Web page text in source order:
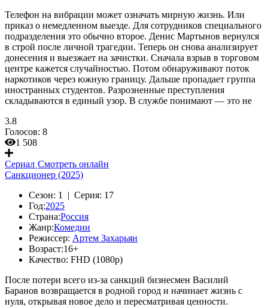
Телефон на вибрации может означать мирную жизнь. Или
приказ о немедленном выезде. Для сотрудников специального
подразделения это обычно второе. Денис Мартынов вернулся
в строй после личной трагедии. Теперь он снова анализирует
донесения и выезжает на зачистки. Сначала взрыв в торговом
центре кажется случайностью. Потом обнаруживают поток
наркотиков через южную границу. Дальше пропадает группа
иностранных студентов. Разрозненные преступления
складываются в единый узор. В службе понимают — это не
3.8
Голосов: 8
1 508
Сериал Смотреть онлайн
Санкционер (2025)
Сезон: 1 | Серия: 17
Год:2025
Страна:Россия
Жанр:Комедии
Режиссер: Артем Захарьян
Возраст:16+
Качество: FHD (1080p)
После потери всего из-за санкций бизнесмен Василий
Баранов возвращается в родной город и начинает жизнь с
нуля, открывая новое дело и пересматривая ценности.